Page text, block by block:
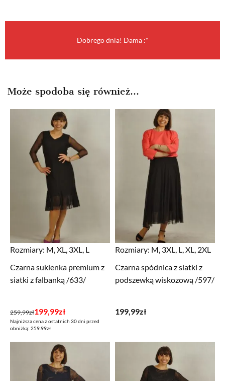
Dobrego dnia! Dama :*
Może spodoba się również…
Rozmiary: M, XL, 3XL, L
Czarna sukienka premium z
siatki z falbanką /633/
259,99zł
Pierwotna
cena
199,99zł
Aktualna
cena
Najniższa cena z ostatnich 30 dni przed
obniżką: 259.99zł
Rozmiary: M, 3XL, L, XL, 2XL
Czarna spódnica z siatki z
podszewką wiskozową /597/
199,99zł